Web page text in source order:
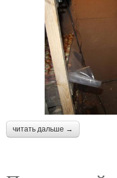
читать дальше →